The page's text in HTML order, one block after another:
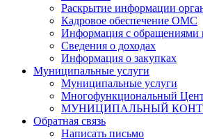
Раскрытие информации
Кадровое обеспечение ОМС
Информация с обращениями
Сведения о доходах
Информация о закупках
Муниципальные услуги
Муниципальные услуги
Многофункциональный
МУНИЦИПАЛЬНЫЙ
Обратная связь
Написать письмо